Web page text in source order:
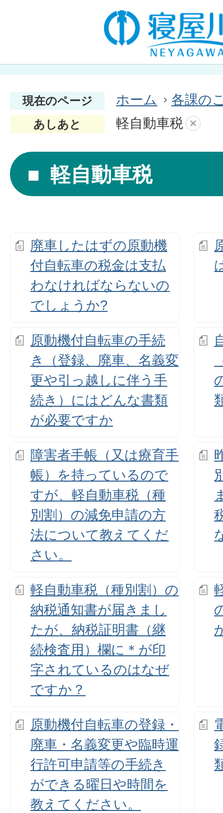
現在のページ ホーム 各課の
あしあと 軽自動車税
軽自動車税
廃車したはずの原動機
付自転車の税金は支払
わなければならないの
でしょうか?
原動機付自転車の手続
き（登録、廃車、名義変
更や引っ越しに伴う手
続き）にはどんな書類
が必要ですか
障害者手帳（又は療育手
帳）を持っているので
すが、軽自動車税（種
別割）の減免申請の方
法について教えてくだ
さい。
軽自動車税（種別割）の
納税通知書が届きまし
たが、納税証明書（継
続検査用）欄に＊が印
字されているのはなぜ
ですか？
原動機付自転車の登録・
廃車・名義変更や臨時運
行許可申請等の手続き
ができる曜日や時間を
教えてください。